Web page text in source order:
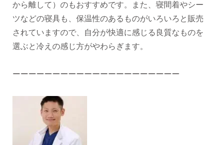
から離して）のもおすすめです。また、寝間着やシー
ツなどの寝具も、保温性のあるものがいろいろと販売
されていますので、自分が快適に感じる良質なものを
選ぶと冷えの感じ方がやわらぎます。
ーーーーーーーーーーーーーーーーーーーーー